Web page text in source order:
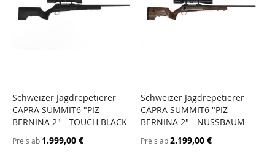
Schweizer Jagdrepetierer
CAPRA SUMMIT6 "PIZ
BERNINA 2" - TOUCH BLACK
Preis ab 1.999,00 €
Schweizer Jagdrepetierer
CAPRA SUMMIT6 "PIZ
BERNINA 2" - NUSSBAUM
Preis ab2.199,00 €